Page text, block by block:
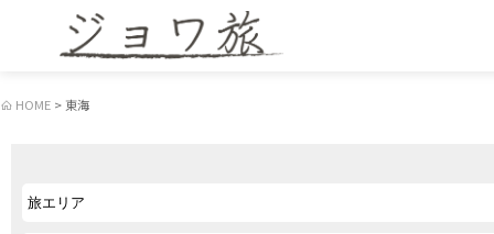
HOME 東海